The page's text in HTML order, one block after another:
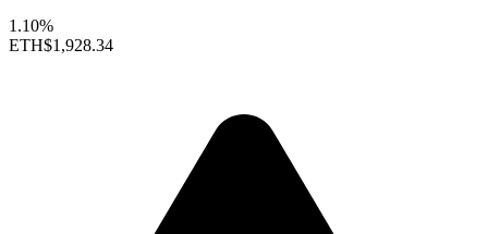
1.10%
ETH$1,928.34